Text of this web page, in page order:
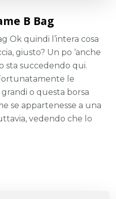
B Bag
Ok quindi l’intera cosa
giusto? Un po ‘anche
sta succedendo qui.
le
o questa borsa
se appartenesse a una
vedendo che lo